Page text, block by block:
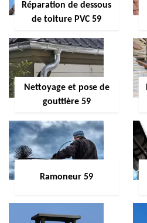
Réparation de dessous
de toiture PVC 59
Nettoyage et pose de
gouttière 59
Ramoneur 59